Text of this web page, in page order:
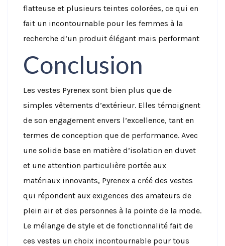
flatteuse et plusieurs teintes colorées, ce qui en
fait un incontournable pour les femmes à la
recherche d’un produit élégant mais performant
Conclusion
Les vestes Pyrenex sont bien plus que de
simples vêtements d’extérieur. Elles témoignent
de son engagement envers l’excellence, tant en
termes de conception que de performance. Avec
une solide base en matière d’isolation en duvet
et une attention particulière portée aux
matériaux innovants, Pyrenex a créé des vestes
qui répondent aux exigences des amateurs de
plein air et des personnes à la pointe de la mode.
Le mélange de style et de fonctionnalité fait de
ces vestes un choix incontournable pour tous